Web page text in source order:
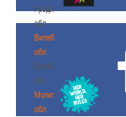
Гродненская
обл
Витебская
обл
Витебская
обл
Могилевская
обл